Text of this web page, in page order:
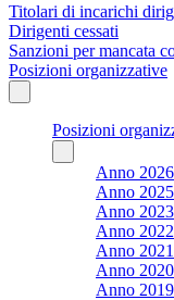
Titolari di incarichi
Dirigenti cessati
Sanzioni per mancata
Posizioni organizzative
Posizioni
Anno 2026
Anno 2025
Anno 2023
Anno 2022
Anno 2021
Anno 2020
Anno 2019